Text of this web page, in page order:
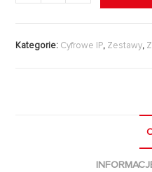
Kategorie: Cyfrowe IP, Zestawy,